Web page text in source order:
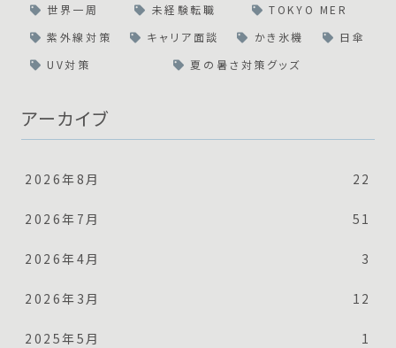
世界一周
未経験転職
TOKYO MER
紫外線対策
キャリア面談 かき氷機
日傘
UV対策
夏の暑さ対策グッズ
アーカイブ
2026年8月 22
2026年7月 51
2026年4月 3
2026年3月 12
2025年5月 1